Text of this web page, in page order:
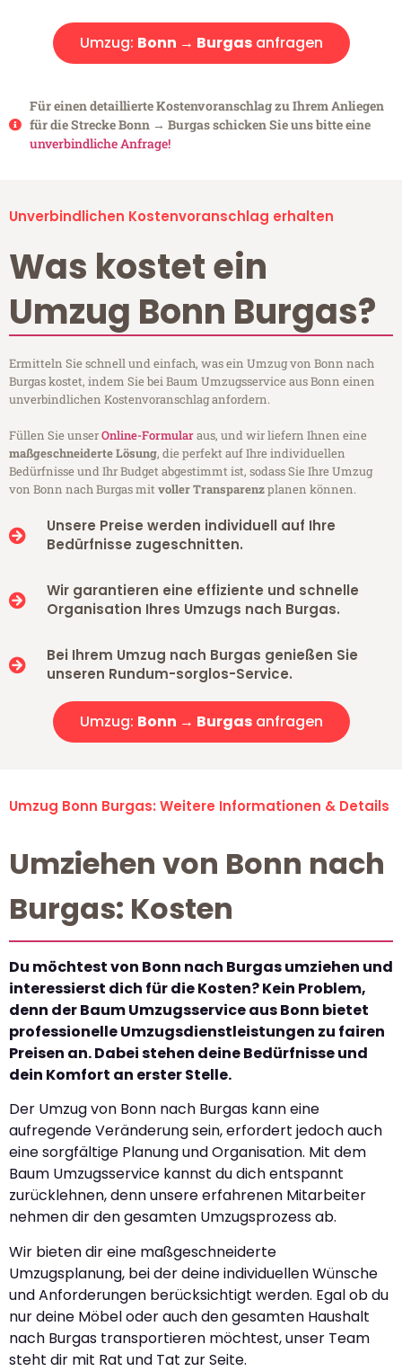
Umzug: Bonn → Burgasanfragen
Für einen detaillierte Kostenvoranschlag zu Ihrem Anliegen
für die Strecke Bonn → Burgas schicken Sie uns bitte eine
unverbindliche Anfrage!
Unverbindlichen Kostenvoranschlag erhalten
Was kostet ein
Umzug Bonn Burgas?
Ermitteln Sie schnell und einfach, was ein Umzug von Bonn nach
Burgas kostet, indem Sie bei Baum Umzugsservice aus Bonn einen
unverbindlichen Kostenvoranschlag anfordern.
Füllen Sie unserOnline-Formularaus, und wir liefern Ihnen eine
maßgeschneiderte Lösung, die perfekt auf Ihre individuellen
Bedürfnisse und Ihr Budget abgestimmt ist, sodass Sie Ihre Umzug
von Bonn nach Burgas mitvoller Transparenzplanen können.
Unsere Preise werden individuell auf Ihre
Bedürfnisse zugeschnitten.
Wir garantieren eine effiziente und schnelle
Organisation Ihres Umzugs nach Burgas.
Bei Ihrem Umzug nach Burgas genießen Sie
unseren Rundum-sorglos-Service.
Umzug: Bonn → Burgasanfragen
Umzug Bonn Burgas: Weitere Informationen & Details
Umziehen von Bonn nach
Burgas: Kosten
Du möchtest von Bonn nach Burgas umziehen und
interessierst dich für die Kosten? Kein Problem,
denn der Baum Umzugsservice aus Bonn bietet
professionelle Umzugsdienstleistungen zu fairen
Preisen an. Dabei stehen deine Bedürfnisse und
dein Komfort an erster Stelle.
Der Umzug von Bonn nach Burgas kann eine
aufregende Veränderung sein, erfordert jedoch auch
eine sorgfältige Planung und Organisation. Mit dem
Baum Umzugsservice kannst du dich entspannt
zurücklehnen, denn unsere erfahrenen Mitarbeiter
nehmen dir den gesamten Umzugsprozess ab.
Wir bieten dir eine maßgeschneiderte
Umzugsplanung, bei der deine individuellen Wünsche
und Anforderungen berücksichtigt werden. Egal ob du
nur deine Möbel oder auch den gesamten Haushalt
nach Burgas transportieren möchtest, unser Team
steht dir mit Rat und Tat zur Seite.